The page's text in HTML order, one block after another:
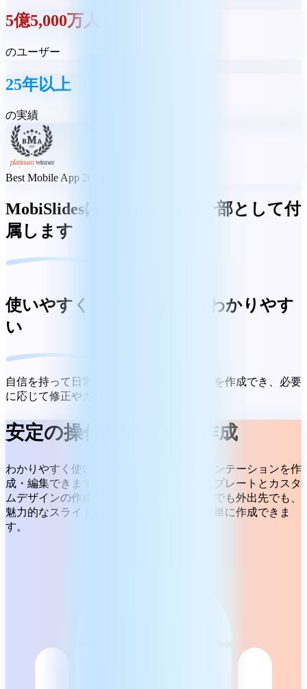
5億5,000万人
のユーザー
25年以上
の実績
Best Mobile App 2023
MobiSlidesはMobiOfficeの一部として付
属します
使いやすく、使い始めからわかりやす
い
自信を持って日常的なプレゼンテーションを作成でき、必要
に応じて修正やカスタマイズもできます。
安定の操作感で簡単に作成
わかりやすく使いやすいツールで、プレゼンテーションを作
成・編集できます。各種のレイアウトテンプレートとカスタ
ムデザインの作成機能を使用すれば、自宅でも外出先でも、
魅力的なスライドショーを自由自在かつ簡単に作成できま
す。